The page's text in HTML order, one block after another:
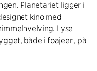
Planetariet ligger i
kino med
Lyse
både i foajeen, på